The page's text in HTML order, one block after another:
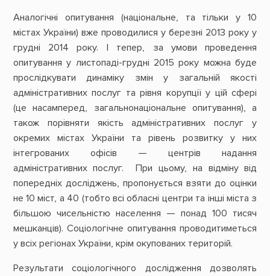
Аналогічні опитування (національне, та тільки у 10
містах України) вже проводилися у березні 2013 року у
грудні 2014 року. І тепер, за умови проведення
опитування у листопаді-грудні 2015 року можна буде
прослідкувати динаміку змін у загальній якості
адміністративних послуг та рівня корупції у цій сфері
(це насамперед, загальнонаціональне опитування), а
також порівняти якість адміністративних послуг у
окремих містах України та рівень розвитку у них
інтегрованих офісів — центрів надання
адміністративних послуг. При цьому, на відміну від
попередніх досліджень, пропонується взяти до оцінки
не 10 міст, а 40 (тобто всі обласні центри та інші міста з
більшою чисельністю населення — понад 100 тисяч
мешканців). Соціологічне опитування проводитиметься
у всіх регіонах України, крім окупованих територій.
Результати соціологічного дослідження дозволять